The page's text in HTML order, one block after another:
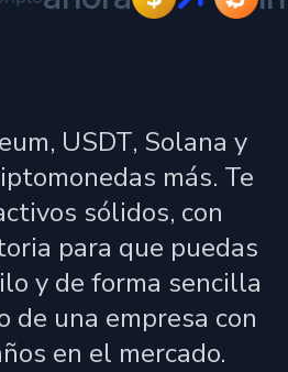
USDT, Solana y
más. Te
sólidos, con
para que puedas
y de forma sencilla
de una empresa con
en el mercado.